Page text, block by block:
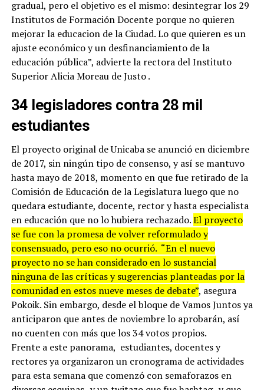
gradual, pero el objetivo es el mismo: desintegrar los 29
Institutos de Formación Docente porque no quieren
mejorar la educacion de la Ciudad. Lo que quieren es un
ajuste económico y un desfinanciamiento de la
educación pública”, advierte la rectora del Instituto
Superior Alicia Moreau de Justo .
34 legisladores contra 28 mil
estudiantes
El proyecto original de Unicaba se anunció en diciembre
de 2017, sin ningún tipo de consenso, y así se mantuvo
hasta mayo de 2018, momento en que fue retirado de la
Comisión de Educación de la Legislatura luego que no
quedara estudiante, docente, rector y hasta especialista
en educación que no lo hubiera rechazado.El proyecto
se fue con la promesa de volver reformulado y
consensuado, pero eso no ocurrió. “En el nuevo
proyecto no se han considerado en lo sustancial
ninguna de las críticas y sugerencias planteadas por la
comunidad en estos nueve meses de debate”, asegura
Pokoik. Sin embargo, desde el bloque de Vamos Juntos ya
anticiparon que antes de noviembre lo aprobarán, así
no cuenten con más que los 34 votos propios.
Frente a este panorama, estudiantes, docentes y
rectores ya organizaron un cronograma de actividades
para esta semana que comenzó con semaforazos en